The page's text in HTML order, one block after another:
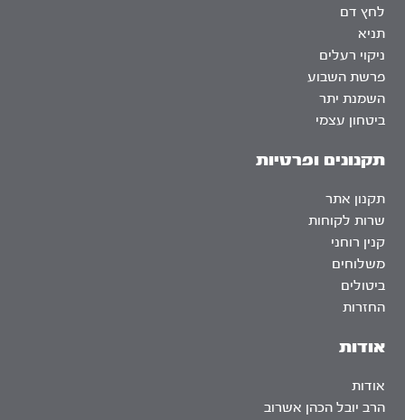
אודות
אודות
הרב יובל הכהן אשרוב
לחץ דם
תניא
ניקוי רעלים
פרשת השבוע
השמנת יתר
ביטחון עצמי
תקנונים ופרטיות
תקנון אתר
שרות לקוחות
קנין רוחני
משלוחים
ביטולים
החזרות